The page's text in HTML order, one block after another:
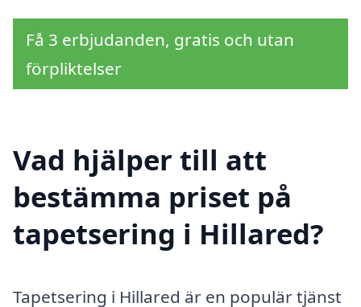
Få 3 erbjudanden, gratis och utan
förpliktelser
Vad hjälper till att
bestämma priset på
tapetsering i Hillared?
Tapetsering i Hillared är en populär tjänst